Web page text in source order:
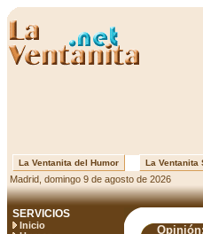
La Ventanita del Humor La Ventanita
Madrid, domingo 9 de agosto de 2026
SERVICIOS
Inicio